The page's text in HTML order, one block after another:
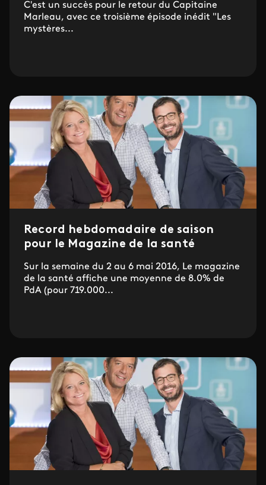
C'est un succès pour le retour du Capitaine
Marleau, avec ce troisième épisode inédit "Les
mystères...
Record hebdomadaire de saison
pour le Magazine de la santé
Sur la semaine du 2 au 6 mai 2016, Le magazine
de la santé affiche une moyenne de 8.0% de
PdA (pour 719.000...